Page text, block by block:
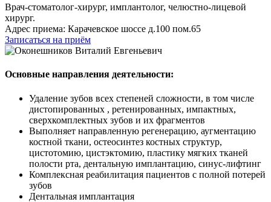
Врач-стоматолог-хирург, имплантолог, челюстно-лицевой
хирург.
Адрес приема: Карачевское шоссе д.100 пом.65
Записаться на приём
Основные направления деятельности:
Удаление зубов всех степеней сложности, в том числе
дистопированных , ретенированных, импактных,
сверхкомплектных зубов и их фрагментов
Выполняет направленную регенерацию, аугментацию
костной ткани, остеосинтез костных структур,
цистотомию, цистэктомию, пластику мягких тканей
полости рта, дентальную имплантацию, синус-лифтинг
Комплексная реабилитация пациентов с полной потерей
зубов
Дентальная имплантация